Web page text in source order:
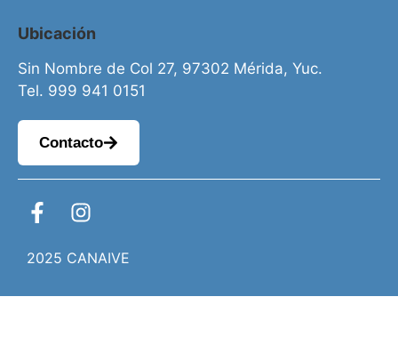
Ubicación
Sin Nombre de Col 27, 97302 Mérida, Yuc.
Tel. 999 941 0151
Contacto
2025 CANAIVE